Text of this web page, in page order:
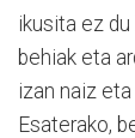
ikusita ez
behiak eta
izan naiz
Esaterako,